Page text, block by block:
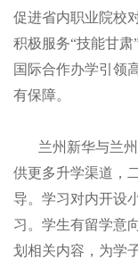
促进省内职业院校
积极服务“技能甘
国际合作办学引领
有保障。
兰州新华与兰州
供更多升学渠道，
导。学习对内开设
习。学生有留学意
划相关内容，为学